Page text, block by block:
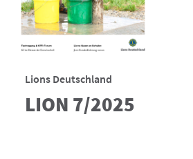
Lions Deutschland
LION 7/2025